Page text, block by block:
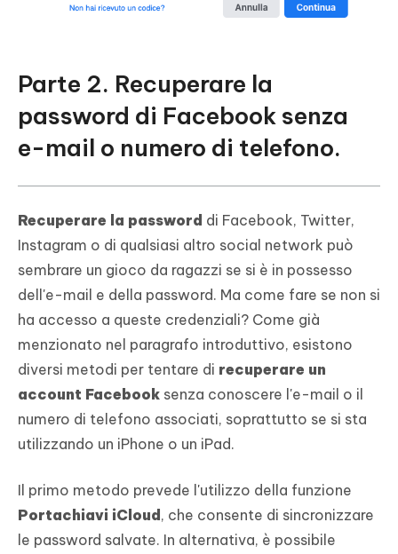
Parte 2. Recuperare la
password di Facebook senza
e-mail o numero di telefono.
Recuperare la password di Facebook, Twitter,
Instagram o di qualsiasi altro social network può
sembrare un gioco da ragazzi se si è in possesso
dell'e-mail e della password. Ma come fare se non si
ha accesso a queste credenziali? Come già
menzionato nel paragrafo introduttivo, esistono
diversi metodi per tentare di recuperare un
account Facebook senza conoscere l'e-mail o il
numero di telefono associati, soprattutto se si sta
utilizzando un iPhone o un iPad.
Il primo metodo prevede l'utilizzo della funzione
Portachiavi iCloud, che consente di sincronizzare
le password salvate. In alternativa, è possibile